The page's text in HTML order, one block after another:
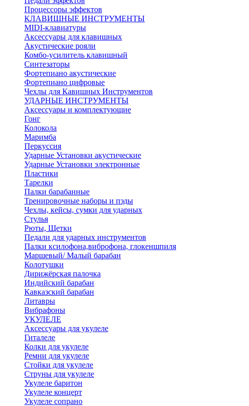
Процессоры эффектов
КЛАВИШНЫЕ ИНСТРУМЕНТЫ
MIDI-клавиатуры
Аксессуары для клавишных
Акустические рояли
Комбо-усилитель клавишный
Синтезаторы
Фортепиано акустические
Фортепиано цифровые
Чехлы для Кавишных Инструментов
УДАРНЫЕ ИНСТРУМЕНТЫ
Аксессуары и комплектующие
Гонг
Колокола
Маримба
Перкуссия
Ударные Установки акустические
Ударные Установки электронные
Пластики
Тарелки
Палки барабанные
Тренировочные наборы и пэды
Чехлы, кейсы, сумки для ударных
Стулья
Рюты, Щетки
Педали для ударных инструментов
Палки ксилофона,виброфона, глокеншпиля
Маршевый/ Малый барабан
Колотушки
Дирижёрская палочка
Индийский барабан
Кавказский барабан
Литавры
Вибрафоны
УКУЛЕЛЕ
Аксессуары для укулеле
Гиталеле
Колки для укулеле
Ремни для укулеле
Стойки для укулеле
Струны для укулеле
Укулеле баритон
Укулеле концерт
Укулеле сопрано